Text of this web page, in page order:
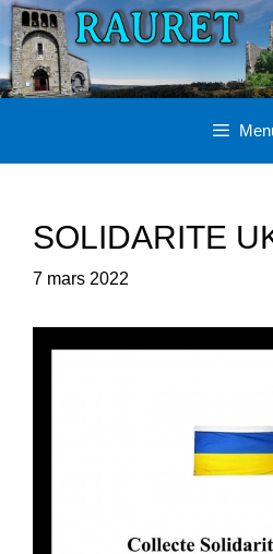
Aller
au
contenu
SOLIDARITE
7 mars 2022